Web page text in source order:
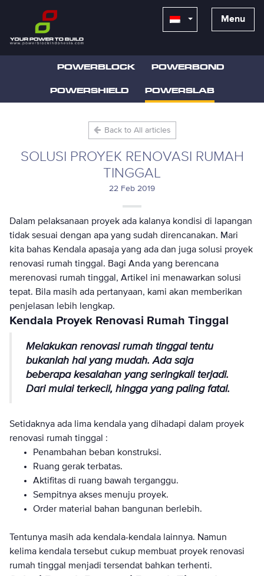
Menu
POWERBLOCK POWERBOND
POWERSHIELD POWERSLAB
Back to All articles
SOLUSI PROYEK RENOVASI RUMAH
TINGGAL
22 Feb 2019
Dalam pelaksanaan proyek ada kalanya kondisi di lapangan
tidak sesuai dengan apa yang sudah direncanakan. Mari
kita bahas Kendala apasaja yang ada dan juga solusi proyek
renovasi rumah tinggal. Bagi Anda yang berencana
merenovasi rumah tinggal, Artikel ini menawarkan solusi
tepat. Bila masih ada pertanyaan, kami akan memberikan
penjelasan lebih lengkap.
Kendala Proyek Renovasi Rumah Tinggal
Melakukan renovasi rumah tinggal tentu
bukanlah hal yang mudah. Ada saja
beberapa kesalahan yang seringkali terjadi.
Dari mulai terkecil, hingga yang paling fatal.
Setidaknya ada lima kendala yang dihadapi dalam proyek
renovasi rumah tinggal :
Penambahan beban konstruksi.
Ruang gerak terbatas.
Aktifitas di ruang bawah terganggu.
Sempitnya akses menuju proyek.
Order material bahan bangunan berlebih.
Tentunya masih ada kendala-kendala lainnya. Namun
kelima kendala tersebut cukup membuat proyek renovasi
rumah tinggal menjadi tersendat bahkan terhenti.